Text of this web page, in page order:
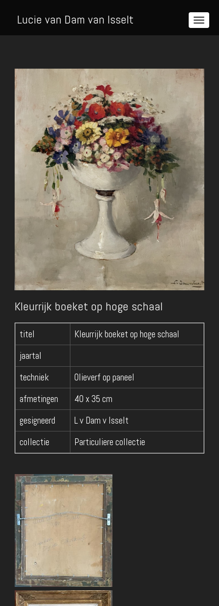
Lucie van Dam van Isselt
Kleurrijk boeket op hoge schaal
titel
Kleurrijk boeket op hoge schaal
jaartal
techniek
Olieverf op paneel
afmetingen
40 x 35 cm
gesigneerd
L v Dam v Isselt
collectie
Particuliere collectie